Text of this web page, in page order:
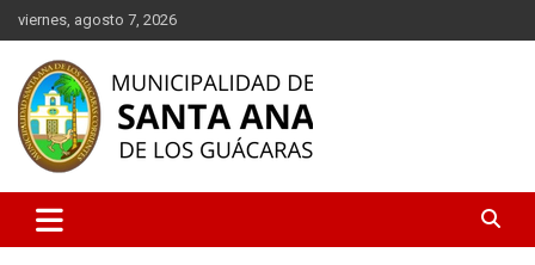
Saltar
al
contenido
viernes, agosto 7, 2026
Municipalidad de Santa Ana de
los Guácaras
cultura y naturaleza en Corrientes. Información oficial sobre
eventos, turismo, servicios municipales y más. ¡Conéctate con